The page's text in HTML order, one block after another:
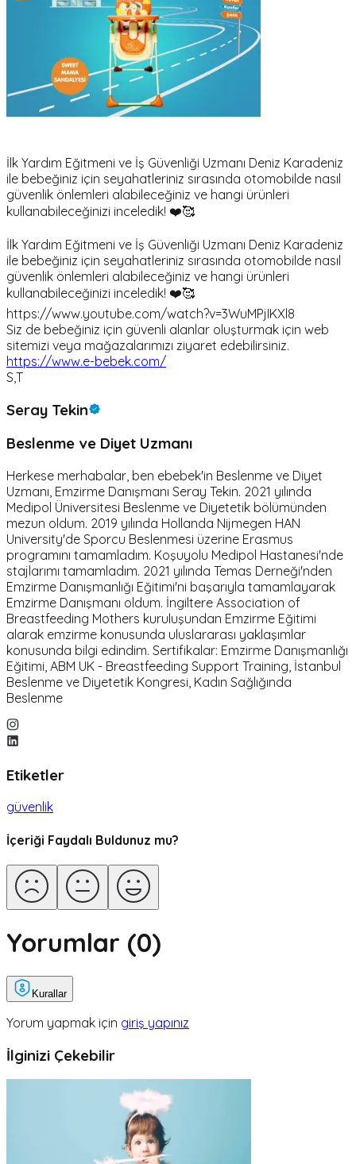
İlk Yardım Eğitmeni ve İş Güvenliği Uzmanı Deniz Karadeniz
ile bebeğiniz için seyahatleriniz sırasında otomobilde nasıl
güvenlik önlemleri alabileceğiniz ve hangi ürünleri
kullanabileceğinizi inceledik! ❤️🥰
İlk Yardım Eğitmeni ve İş Güvenliği Uzmanı Deniz Karadeniz
ile bebeğiniz için seyahatleriniz sırasında otomobilde nasıl
güvenlik önlemleri alabileceğiniz ve hangi ürünleri
kullanabileceğinizi inceledik! ❤️🥰
https://www.youtube.com/watch?v=3WuMPjIKXl8
Siz de bebeğiniz için güvenli alanlar oluşturmak için web
sitemizi veya mağazalarımızı ziyaret edebilirsiniz.
https://www.e-bebek.com/
S,T
Seray Tekin
Beslenme ve Diyet Uzmanı
Herkese merhabalar, ben ebebek'in Beslenme ve Diyet
Uzmanı, Emzirme Danışmanı Seray Tekin. 2021 yılında
Medipol Üniversitesi Beslenme ve Diyetetik bölümünden
mezun oldum. 2019 yılında Hollanda Nijmegen HAN
University'de Sporcu Beslenmesi üzerine Erasmus
programını tamamladım. Koşuyolu Medipol Hastanesi'nde
stajlarımı tamamladım. 2021 yılında Temas Derneği'nden
Emzirme Danışmanlığı Eğitimi'ni başarıyla tamamlayarak
Emzirme Danışmanı oldum. İngiltere Association of
Breastfeeding Mothers kuruluşundan Emzirme Eğitimi
alarak emzirme konusunda uluslararası yaklaşımlar
konusunda bilgi edindim. Sertifikalar: Emzirme Danışmanlığı
Eğitimi, ABM UK - Breastfeeding Support Training, İstanbul
Beslenme ve Diyetetik Kongresi, Kadın Sağlığında
Beslenme
Etiketler
güvenlik
İçeriği Faydalı Buldunuz mu?
Yorumlar (0)
Kurallar
Yorum yapmak için giriş yapınız
İlginizi Çekebilir